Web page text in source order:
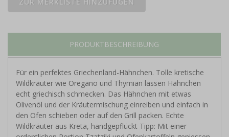
PRODUKTBESCHREIBUNG
Für ein perfektes Griechenland-Hähnchen. Tolle kretische
Wildkräuter wie Oregano und Thymian lassen Hähnchen
echt griechisch schmecken. Das Hähnchen mit etwas
Olivenöl und der Kräutermischung einreiben und einfach in
den Ofen schieben oder auf den Grill packen. Echte
Wildkräuter aus Kreta, handgepflückt Tipp: Mit einer